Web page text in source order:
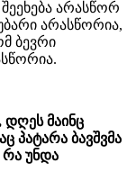
არასწორ
არასწორია,
ბევრი
დღეს მაინც
პატარა ბავშვმა
უნდა